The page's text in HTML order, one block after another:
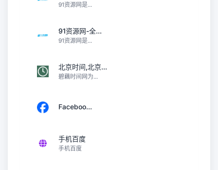
91资源网是...
91资源网-全...
91资源网是...
北京时间,北京...
碧藕时间网为...
Faceboo...
手机百度
手机百度